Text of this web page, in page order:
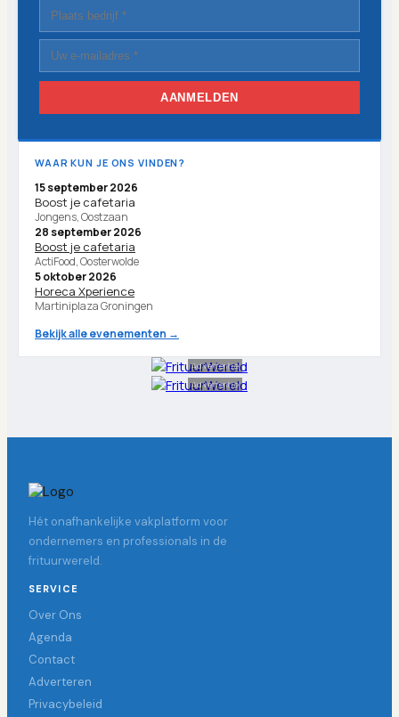
AANMELDEN
WAAR KUN JE ONS VINDEN?
15 september 2026
Boost je cafetaria
Jongens, Oostzaan
28 september 2026
Boost je cafetaria
ActiFood, Oosterwolde
5 oktober 2026
Horeca Xperience
Martiniplaza Groningen
Bekijk alle evenementen →
Advertentie
Advertentie
Hét onafhankelijke vakplatform voor
ondernemers en professionals in de
frituurwereld.
SERVICE
Over Ons
Agenda
Contact
Adverteren
Privacybeleid